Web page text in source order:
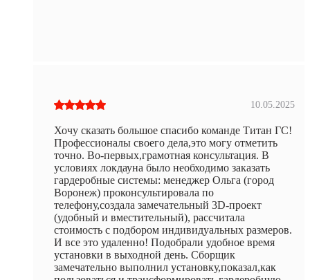
10.05.2025
Хочу сказать большое спасибо команде Титан ГС!
Профессионалы своего дела,это могу отметить
точно. Во-первых,грамотная консультация. В
условиях локдауна было необходимо заказать
гардеробные системы: менеджер Ольга (город
Воронеж) проконсультировала по
телефону,создала замечательный 3D-проект
(удобный и вместительный), рассчитала
стоимость с подбором индивидуальных размеров.
И все это удаленно! Подобрали удобное время
установки в выходной день. Сборщик
замечательно выполнил установку,показал,как